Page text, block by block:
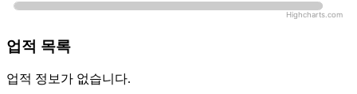
Highcharts.com
업적 목록
업적 정보가 없습니다.